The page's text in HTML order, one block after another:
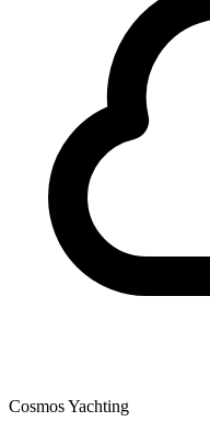
Cosmos Yachting